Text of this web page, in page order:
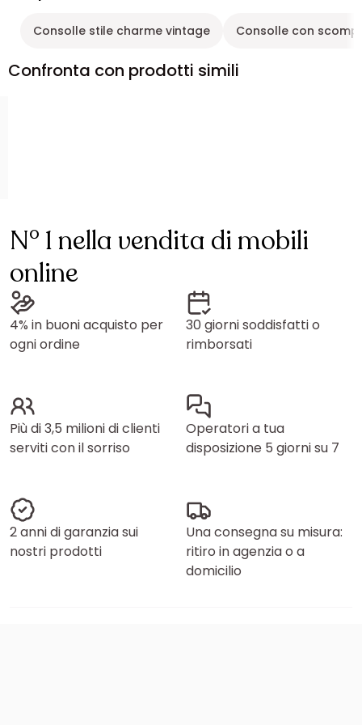
Consolle stile charme vintage Consolle con
Confronta con prodotti simili
N° 1 nella vendita di mobili
online
4% in buoni acquisto per
ogni ordine
30 giorni soddisfatti o
rimborsati
Più di 3,5 milioni di clienti
serviti con il sorriso
Operatori a tua
disposizione 5 giorni su 7
2 anni di garanzia sui
nostri prodotti
Una consegna su misura:
ritiro in agenzia o a
domicilio